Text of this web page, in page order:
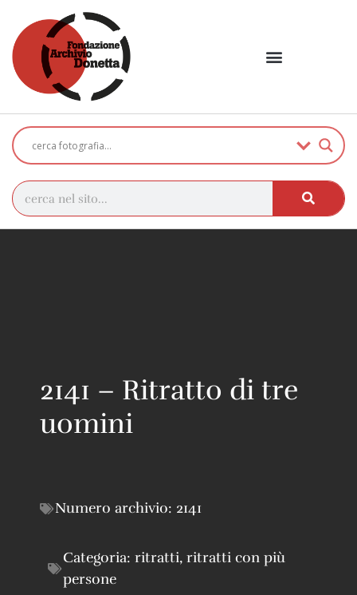
2141 – Ritratto di tre
uomini
Numero archivio: 2141
Categoria: ritratti, ritratti con più
persone